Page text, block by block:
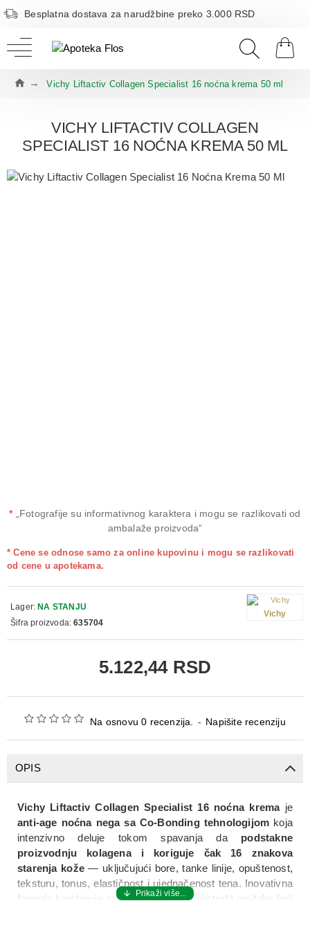
Besplatna dostava za narudžbine preko 3.000 RSD
Vichy Liftactiv Collagen Specialist 16 noćna krema 50 ml
VICHY LIFTACTIV COLLAGEN
SPECIALIST 16 NOĆNA KREMA 50 ML
* „Fotografije su informativnog karaktera i mogu se razlikovati od
ambalaže proizvoda“
Na osnovu 0 recenzija. - Napišite recenziju
* Cene se odnose samo za online kupovinu i mogu se razlikovati
od cene u apotekama.
5.122,44 RSD
Lager: NA STANJU
Šifra proizvoda: 635704
Vichy
OPIS
Vichy Liftactiv Collagen Specialist 16 noćna kremaje
anti‑age noćna nega sa Co‑Bonding tehnologijom koja
intenzivno deluje tokom spavanja da podstakne
proizvodnju kolagena i koriguje čak 16 znakova
starenja kože— uključujući bore, tanke linije, opuštenost,
teksturu, tonus, elastičnost i ujednačenost tena. Inovativna
formula kombinuje ramnozu, peptide i ekstrakt maitake koji